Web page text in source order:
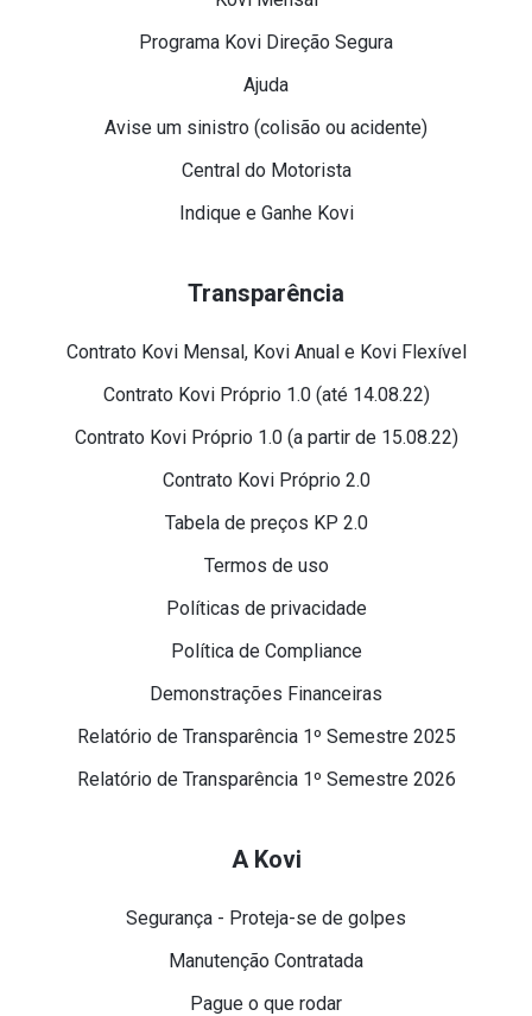
Programa Kovi Direção Segura
Ajuda
Avise um sinistro (colisão ou acidente)
Central do Motorista
Indique e Ganhe Kovi
Transparência
Contrato Kovi Mensal, Kovi Anual e Kovi Flexível
Contrato Kovi Próprio 1.0 (até 14.08.22)
Contrato Kovi Próprio 1.0 (a partir de 15.08.22)
Contrato Kovi Próprio 2.0
Tabela de preços KP 2.0
Termos de uso
Políticas de privacidade
Política de Compliance
Demonstrações Financeiras
Relatório de Transparência 1º Semestre 2025
Relatório de Transparência 1º Semestre 2026
A Kovi
Segurança - Proteja-se de golpes
Manutenção Contratada
Pague o que rodar